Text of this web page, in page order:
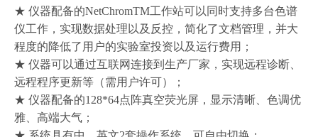
★ 仪器配备的NetChromTM工作站可以同时支持多台色谱
仪工作，实现数据处理以及反控，简化了文档管理，并大
程度的降低了用户的实验室投资以及运行费用；
★ 仪器可以通过互联网连接到生产厂家，实现远程诊断、
远程程序更新等（需用户许可）；
★ 仪器配备的128*64点阵真空荧光屏，显示清晰、色调优
雅、高端大气；